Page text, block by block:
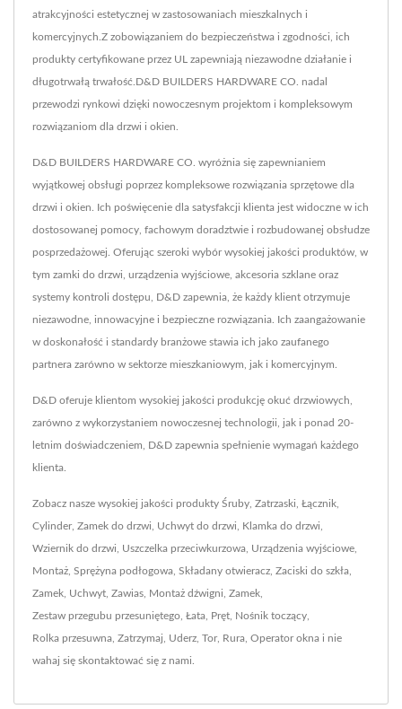
atrakcyjności estetycznej w zastosowaniach mieszkalnych i
komercyjnych.Z zobowiązaniem do bezpieczeństwa i zgodności, ich
produkty certyfikowane przez UL zapewniają niezawodne działanie i
długotrwałą trwałość.D&D BUILDERS HARDWARE CO. nadal
przewodzi rynkowi dzięki nowoczesnym projektom i kompleksowym
rozwiązaniom dla drzwi i okien.
D&D BUILDERS HARDWARE CO. wyróżnia się zapewnianiem
wyjątkowej obsługi poprzez kompleksowe rozwiązania sprzętowe dla
drzwi i okien. Ich poświęcenie dla satysfakcji klienta jest widoczne w ich
dostosowanej pomocy, fachowym doradztwie i rozbudowanej obsłudze
posprzedażowej. Oferując szeroki wybór wysokiej jakości produktów, w
tym zamki do drzwi, urządzenia wyjściowe, akcesoria szklane oraz
systemy kontroli dostępu, D&D zapewnia, że każdy klient otrzymuje
niezawodne, innowacyjne i bezpieczne rozwiązania. Ich zaangażowanie
w doskonałość i standardy branżowe stawia ich jako zaufanego
partnera zarówno w sektorze mieszkaniowym, jak i komercyjnym.
D&D oferuje klientom wysokiej jakości produkcję okuć drzwiowych,
zarówno z wykorzystaniem nowoczesnej technologii, jak i ponad 20-
letnim doświadczeniem, D&D zapewnia spełnienie wymagań każdego
klienta.
Zobacz nasze wysokiej jakości produkty Śruby Zatrzaski Łącznik
Cylinder, Zamek do drzwi Uchwyt do drzwi Klamka do drzwi
Wziernik do drzwi Uszczelka przeciwkurzowa Urządzenia wyjściowe
Montaż Sprężyna podłogowa Składany otwieracz Zaciski do szkła
Zamek Uchwyt Zawias Montaż dźwigni Zamek
Zestaw przegubu przesuniętego Łata Pręt Nośnik toczący
Rolka przesuwna Zatrzymaj Uderz Tor, Rura Operator okna i nie
wahaj się skontaktować się z nami